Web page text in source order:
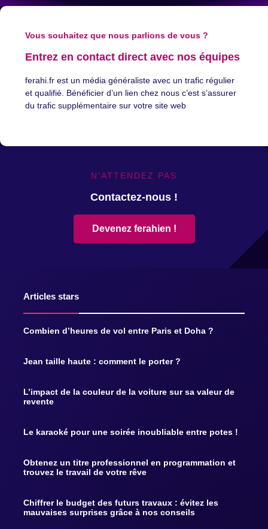
Vous souhaitez que nous parlions de vous ?
Entrez en contact direct avec nos équipes
ferahi.fr est un média généraliste avec un trafic régulier
et qualifié. Bénéficier d’un lien chez nous c’est s’assurer
du trafic supplémentaire sur votre site web
N'ATTENDEZ PAS
Contactez-nous !
Devenez ferahien !
Articles stars
Combien d’heures de vol entre Paris et Doha ?
Jean taille haute : comment le porter ?
L’impact de la couleur de la voiture sur sa valeur de
revente
Le karaoké pour une soirée inoubliable entre potes !
Obtenez un titre professionnel en programmation et
trouvez le travail de votre rêve
Chiffrer le budget des futurs travaux : évitez les
mauvaises surprises grâce à nos conseils